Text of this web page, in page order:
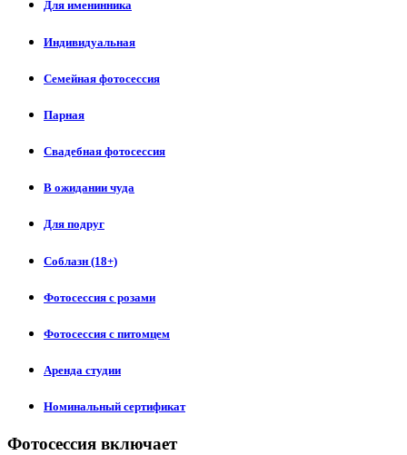
Для именинника
Индивидуальная
Семейная фотосессия
Парная
Свадебная фотосессия
В ожидании чуда
Для подруг
Соблазн (18+)
Фотосессия с розами
Фотосессия с питомцем
Аренда студии
Номинальный сертификат
Фотосессия включает